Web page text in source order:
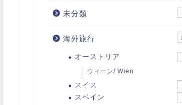
未分類
海外旅行
オーストリア
ウィーン/ Wien
スイス
スペイン